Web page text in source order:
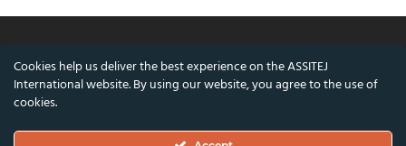
© ASSITEJ International - International
Cookies help us deliver the best experience on the ASSITEJ
International website. By using our website, you agree to the use of
cookies.